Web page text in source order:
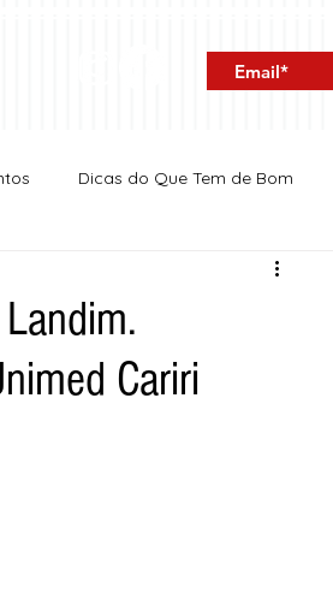
Dicas do Que Tem de Bom
Cariri